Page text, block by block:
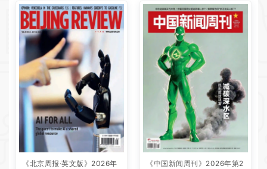
《北京周报·英文版》2026年
《中国新闻周刊》2026年第2